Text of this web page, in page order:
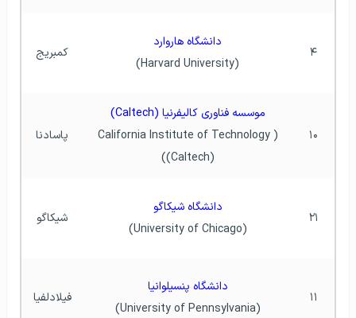
۴
دانشگاه هاروارد
(Harvard University)
کمبریج
۱۰
موسسه فناوری کالیفرنیا (Caltech)
(California Institute of Technology
(Caltech))
پاسادنا
۲۱
دانشگاه شیکاگو
(University of Chicago)
شیکاگو
۱۱
دانشگاه پنسیلوانیا
(University of Pennsylvania)
فیلادلفیا